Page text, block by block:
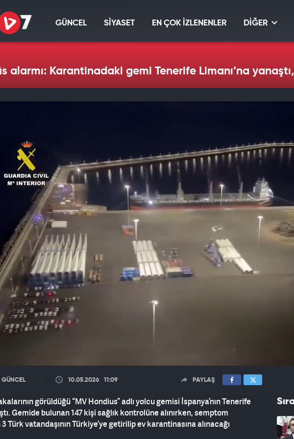
GÜNCEL SİYASET EN ÇOK İZLENENLER DİĞER
alarmı: Karantinadaki gemi Tenerife Limanı’na
GÜNCEL 10.05.2026 11:09 PAYLAŞ
görüldüğü “MV Hondius” adlı yolcu gemisi İspanya’nın Tenerife
Gemide bulunan 147 kişi sağlık kontrolüne alınırken, semptom
Türk vatandaşının Türkiye’ye getirilip ev karantinasına alınacağı